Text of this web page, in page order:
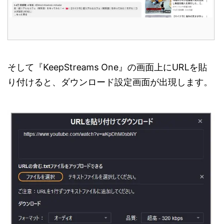
そして『KeepStreams One』の画面上にURLを貼
り付けると、ダウンロード設定画面が出現します。